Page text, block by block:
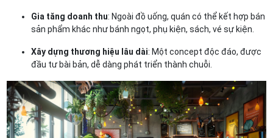
Gia tăng doanh thu: Ngoài đồ uống, quán có thể kết hợp bán
sản phẩm khác như bánh ngọt, phụ kiện, sách, vé sự kiện.
Xây dựng thương hiệu lâu dài: Một concept độc đáo, được
đầu tư bài bản, dễ dàng phát triển thành chuỗi.